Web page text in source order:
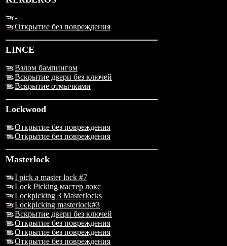
-
Открытие без повреждения
LINCE
Взлом бампингом
Вскрытие двери без ключей
Вскрытие отмычками
Lockwood
Открытие без повреждения
Открытие без повреждения
Masterlock
I pick a master lock #7
Lock Picking мастер локс
Lockpicking 3 Masterlocks
Lockpicking masterlock#3
Вскрытие двери без ключей
Открытие без повреждения
Открытие без повреждения
Открытие без повреждения